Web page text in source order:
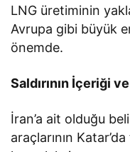
LNG üretiminin
Avrupa gibi büyük
önemde.
Saldırının İçeriği
İran’a ait olduğu
araçlarının